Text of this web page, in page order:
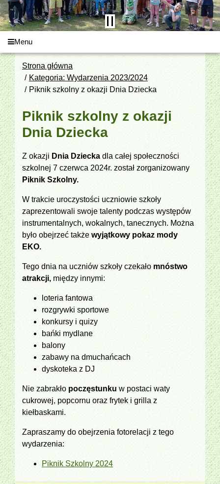
Menu
Strona główna
Kategoria: Wydarzenia 2023/2024
Piknik szkolny z okazji Dnia Dziecka
Piknik szkolny z okazji
Dnia Dziecka
Z okazji Dnia Dziecka dla całej społeczności
szkolnej 7 czerwca 2024r. został zorganizowany
Piknik Szkolny.
W trakcie uroczystości uczniowie szkoły
zaprezentowali swoje talenty podczas występów
instrumentalnych, wokalnych, tanecznych. Można
było obejrzeć także wyjątkowy pokaz mody
EKO.
Tego dnia na uczniów szkoły czekało mnóstwo
atrakcji, między innymi:
loteria fantowa
rozgrywki sportowe
konkursy i quizy
bańki mydlane
balony
zabawy na dmuchańcach
dyskoteka z DJ
Nie zabrakło poczęstunku w postaci waty
cukrowej, popcornu oraz frytek i grilla z
kiełbaskami.
Zapraszamy do obejrzenia fotorelacji z tego
wydarzenia:
Piknik Szkolny 2024